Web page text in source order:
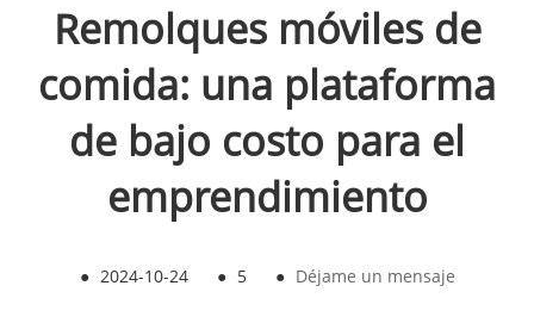
Remolques móviles de
comida: una plataforma
de bajo costo para el
emprendimiento
● 2024-10-24 ● 5 ● Déjame un mensaje